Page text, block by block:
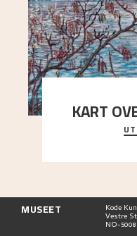
KART
Utforsk stedene
MUSEET Kode
Vestre
NO-